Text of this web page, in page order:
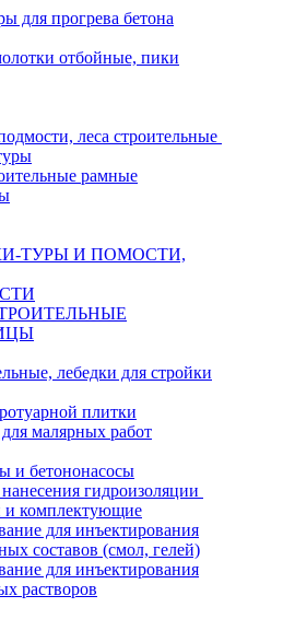
для прогрева бетона
отбойные, пики
леса строительные
рамные
ТУРЫ И ПОМОСТИ,
лебедки для стройки
плитки
малярных работ
и бетононасосы
гидроизоляции
и комплектующие
для инъектирования
составов (смол, гелей)
для инъектирования
растворов